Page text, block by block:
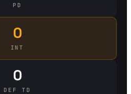
PD
0
INT
0
DEF TD